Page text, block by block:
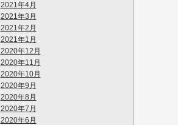
2021年4月
2021年3月
2021年2月
2021年1月
2020年12月
2020年11月
2020年10月
2020年9月
2020年8月
2020年7月
2020年6月